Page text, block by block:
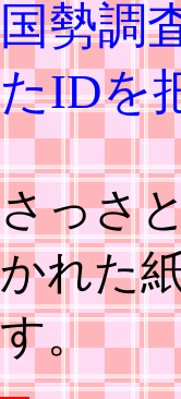
国勢調
たIDを
さっさ
かれた
す。